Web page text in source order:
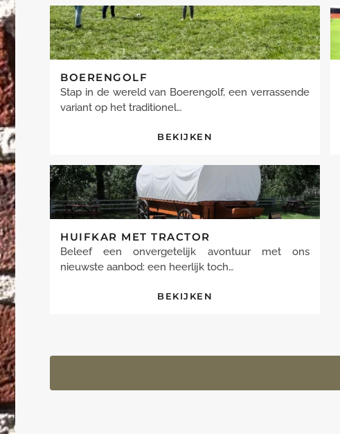
BOERENGOLF
Stap in de wereld van Boerengolf, een verrassende
variant op het traditionel…
BEKIJKEN
HUIFKAR MET TRACTOR
Beleef een onvergetelijk avontuur met ons
nieuwste aanbod: een heerlijk toch…
BEKIJKEN